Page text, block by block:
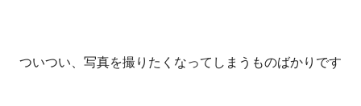
ついつい、写真を撮りたくなってしまうものばかりです